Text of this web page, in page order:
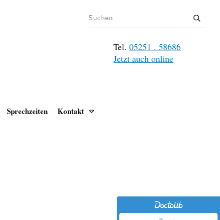
Tel.05251 . 58686
Jetzt auch online
Sprechzeiten Kontakt